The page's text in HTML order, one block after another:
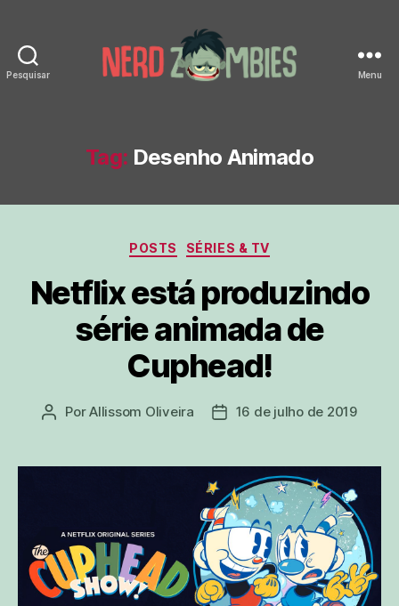
Pesquisar Menu
Tag: Desenho Animado
Categorias
POSTS SÉRIES & TV
Netflix está produzindo
série animada de
Cuphead!
Autor
PorAllissom Oliveira
Data16 de julho de 2019